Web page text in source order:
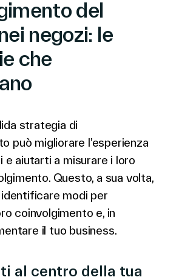
del
negozi: le
che
strategia di
può migliorare l’esperienza
e aiutarti a misurare i loro
Questo, a sua volta,
modi per
coinvolgimento e, in
il tuo business.
al centro della tua